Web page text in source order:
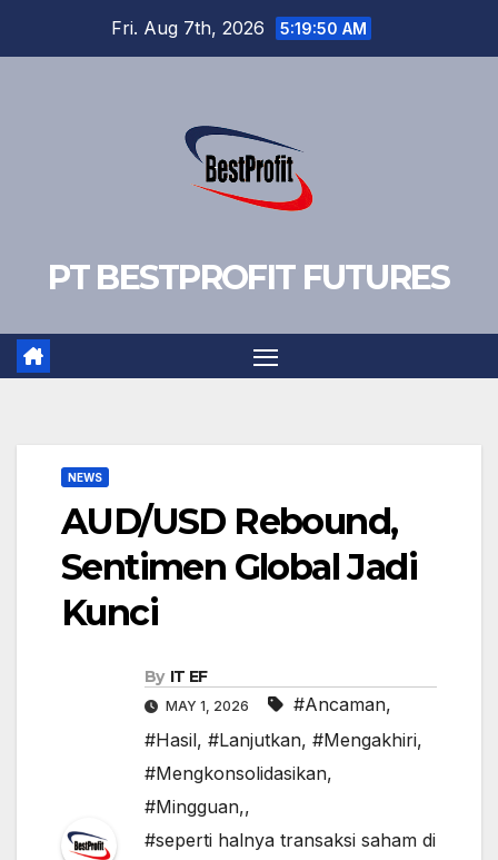
Fri. Aug 7th, 2026 5:19:50 AM
PT BESTPROFIT FUTURES
NEWS
AUD/USD Rebound,
Sentimen Global Jadi
Kunci
By IT EF
MAY 1, 2026 #Ancaman,
#Hasil, #Lanjutkan, #Mengakhiri,
#Mengkonsolidasikan,
#Mingguan,,
#seperti halnya transaksi saham di